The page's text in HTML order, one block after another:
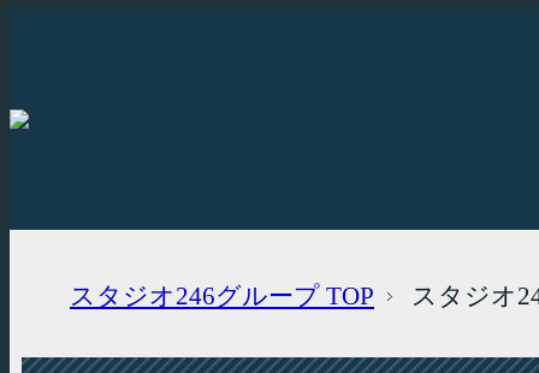
スタジオ246グループ TOP スタジオ